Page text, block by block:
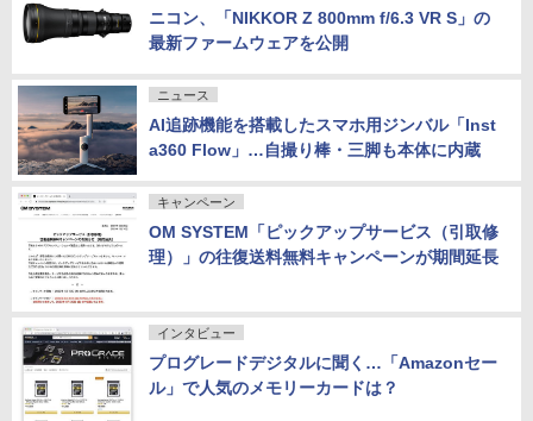
ニコン、「NIKKOR Z 800mm f/6.3 VR S」の
最新ファームウェアを公開
ニュース
AI追跡機能を搭載したスマホ用ジンバル「Inst
a360 Flow」…自撮り棒・三脚も本体に内蔵
キャンペーン
OM SYSTEM「ピックアップサービス（引取修
理）」の往復送料無料キャンペーンが期間延長
インタビュー
プログレードデジタルに聞く…「Amazonセー
ル」で人気のメモリーカードは？